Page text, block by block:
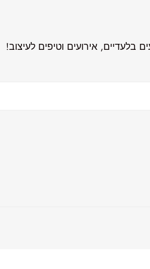
אירועים וטיפים לעיצוב!